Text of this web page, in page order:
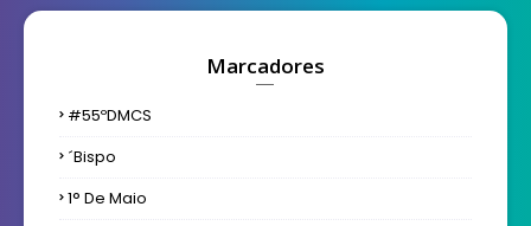
Marcadores
#55ºDMCS
´bispo
1° De Maio